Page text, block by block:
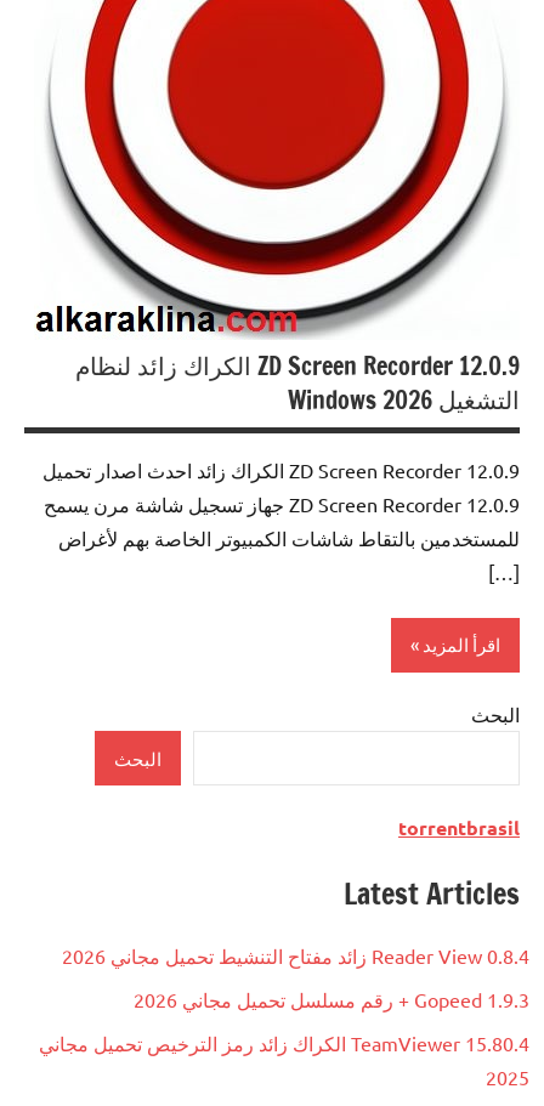
ZD Screen Recorder 12.0.9 الكراك زائد لنظام
التشغيل Windows 2026
12.0.9 ZD Screen Recorder الكراك زائد احدث اصدار تحميل
12.0.9 ZD Screen Recorder جهاز تسجيل شاشة مرن يسمح
للمستخدمين بالتقاط شاشات الكمبيوتر الخاصة بهم لأغراض
[…]
اقرأ المزيد
Multimedia
البحث
البحث
torrentbrasil
Latest Articles
Reader View 0.8.4 زائد مفتاح التنشيط تحميل مجاني 2026
Gopeed 1.9.3 + رقم مسلسل تحميل مجاني 2026
TeamViewer 15.80.4 الكراك زائد رمز الترخيص تحميل مجاني
2025